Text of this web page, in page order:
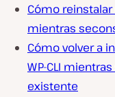
Cómo reinstalar
mientras
Cómo volver a
WP-CLI
existente